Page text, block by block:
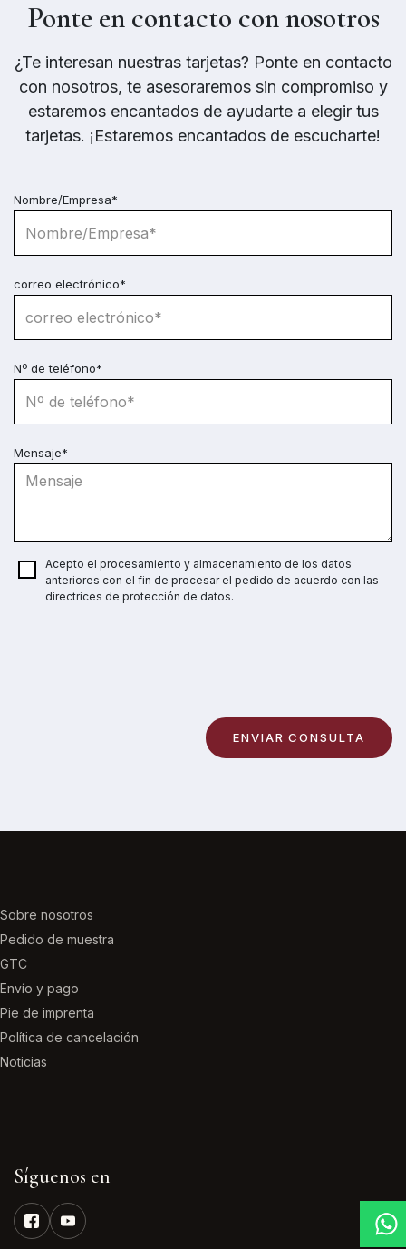
Ponte en contacto con nosotros
¿Te interesan nuestras tarjetas? Ponte en contacto
con nosotros, te asesoraremos sin compromiso y
estaremos encantados de ayudarte a elegir tus
tarjetas. ¡Estaremos encantados de escucharte!
Nombre/Empresa*
correo electrónico*
Nº de teléfono*
Mensaje*
Acepto el procesamiento y almacenamiento de los datos
anteriores con el fin de procesar el pedido de acuerdo con las
directrices de protección de datos.
Sobre nosotros
Pedido de muestra
GTC
Envío y pago
Pie de imprenta
Política de cancelación
Noticias
Síguenos en